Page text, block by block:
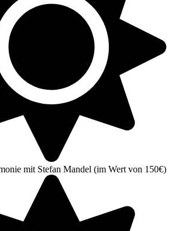
mit Stefan Mandel (im Wert von 150€)